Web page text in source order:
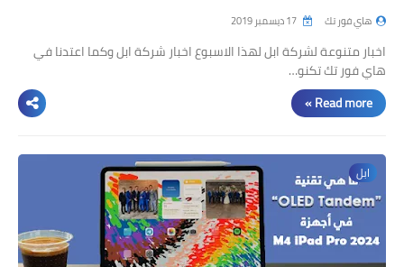
هاي فور تك
اخبار متنوعة لشركة ابل لهذا الاسبوع اخبار شركة ابل وكما اعتدنا في
هاي فور تك تكنو…
Read more »
ابل